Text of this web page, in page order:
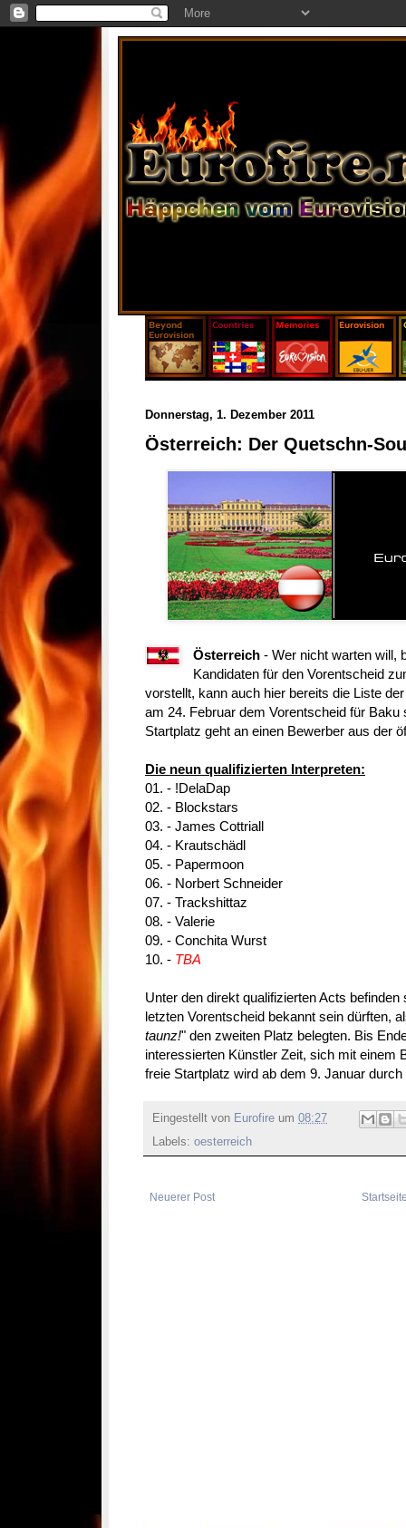
Donnerstag, 1. Dezember 2011
Österreich: Der Quetschn-
Österreich - Wer nicht warten will,
Kandidaten für den Vorentscheid
vorstellt, kann auch hier bereits die Liste
am 24. Februar dem Vorentscheid für Baku
Startplatz geht an einen Bewerber aus der
Die neun qualifizierten Interpreten:
01. - !DelaDap
02. - Blockstars
03. - James Cottriall
04. - Krautschädl
05. - Papermoon
06. - Norbert Schneider
07. - Trackshittaz
08. - Valerie
09. - Conchita Wurst
10. - TBA
Unter den direkt qualifizierten Acts
letzten Vorentscheid bekannt sein dürften,
taunz!" den zweiten Platz belegten. Bis
interessierten Künstler Zeit, sich mit einem
freie Startplatz wird ab dem 9. Januar
Eingestellt von Eurofire um 08:27
Labels: oesterreich
Neuerer Post